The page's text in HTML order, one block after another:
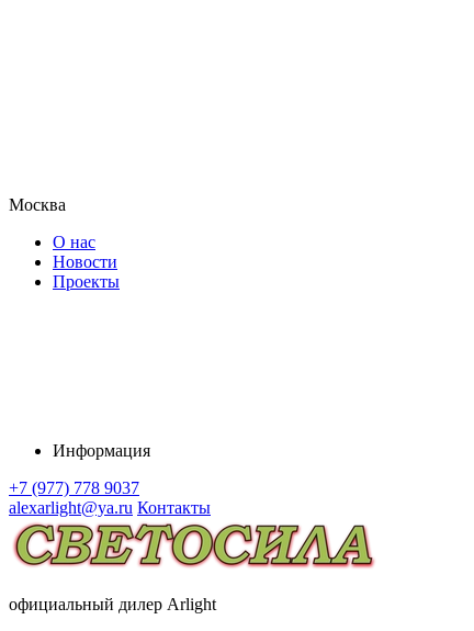
Москва
О нас
Новости
Проекты
Информация
+7 (977) 778 9037
alexarlight@ya.ru Контакты
официальный дилер Arlight